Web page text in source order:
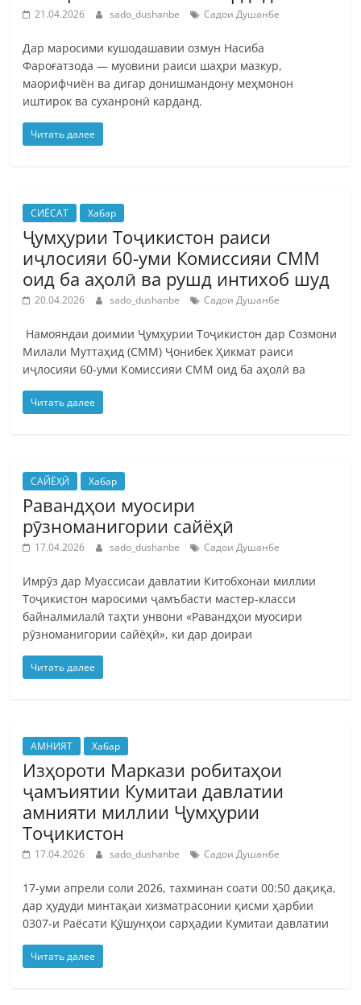
21.04.2026 sado_dushanbe Садои Душанбе
Дар маросими кушодашавии озмун Насиба
Фароғатзода — муовини раиси шаҳри мазкур,
маорифчиён ва дигар донишмандону меҳмонон
иштирок ва суханронӣ карданд.
Читать далее
СИЁСАТ Хабар
Ҷумҳурии Тоҷикистон раиси
иҷлосияи 60-уми Комиссияи СММ
оид ба аҳолӣ ва рушд интихоб шуд
20.04.2026 sado_dushanbe Садои Душанбе
Намояндаи доимии Ҷумҳурии Тоҷикистон дар Созмони
Милали Муттаҳид (СММ) Ҷонибек Ҳикмат раиси
иҷлосияи 60-уми Комиссияи СММ оид ба аҳолӣ ва
Читать далее
САЙЁҲӢ Хабар
Равандҳои муосири
рӯзноманигории сайёҳӣ
17.04.2026 sado_dushanbe Садои Душанбе
Имрӯз дар Муассисаи давлатии Китобхонаи миллии
Тоҷикистон маросими ҷамъбасти мастер-класси
байналмилалӣ таҳти унвони «Равандҳои муосири
рӯзноманигории сайёҳӣ», ки дар доираи
Читать далее
АМНИЯТ Хабар
Изҳороти Маркази робитаҳои
ҷамъиятии Кумитаи давлатии
амнияти миллии Ҷумҳурии
Тоҷикистон
17.04.2026 sado_dushanbe Садои Душанбе
17-уми апрели соли 2026, тахминан соати 00:50 дақиқа,
дар ҳудуди минтақаи хизматрасонии қисми ҳарбии
0307-и Раёсати Қӯшунҳои сарҳадии Кумитаи давлатии
Читать далее